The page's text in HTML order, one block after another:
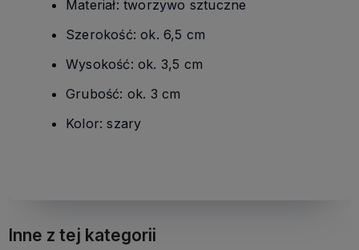
Materiał: tworzywo sztuczne
Szerokość: ok. 6,5 cm
Wysokość: ok. 3,5 cm
Grubość: ok. 3 cm
Kolor: szary
Inne z tej kategorii